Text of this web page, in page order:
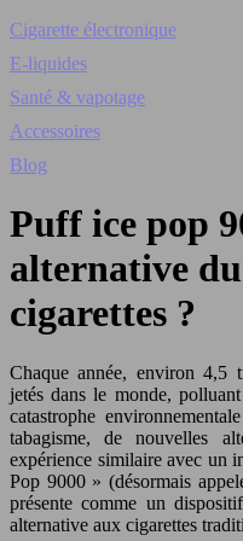
Cigarette électronique
E-liquides
Santé & vapotage
Accessoires
Blog
Puff ice pop
alternative
cigarettes ?
Chaque année, environ 4,5
jetés dans le monde,
catastrophe
tabagisme, de nouvelles
expérience similaire avec un
Pop 9000 » (désormais
présente comme un
alternative aux cigarettes